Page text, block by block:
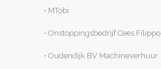
• MTobi
• Onstoppingsbedrijf Cees Filippo
• Oudendijk BV Machineverhuur